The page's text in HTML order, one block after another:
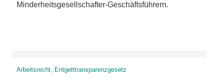
Minderheitsgesellschafter-Geschäftsführern.
Arbeitsrecht, Entgelttransparenzgesetz